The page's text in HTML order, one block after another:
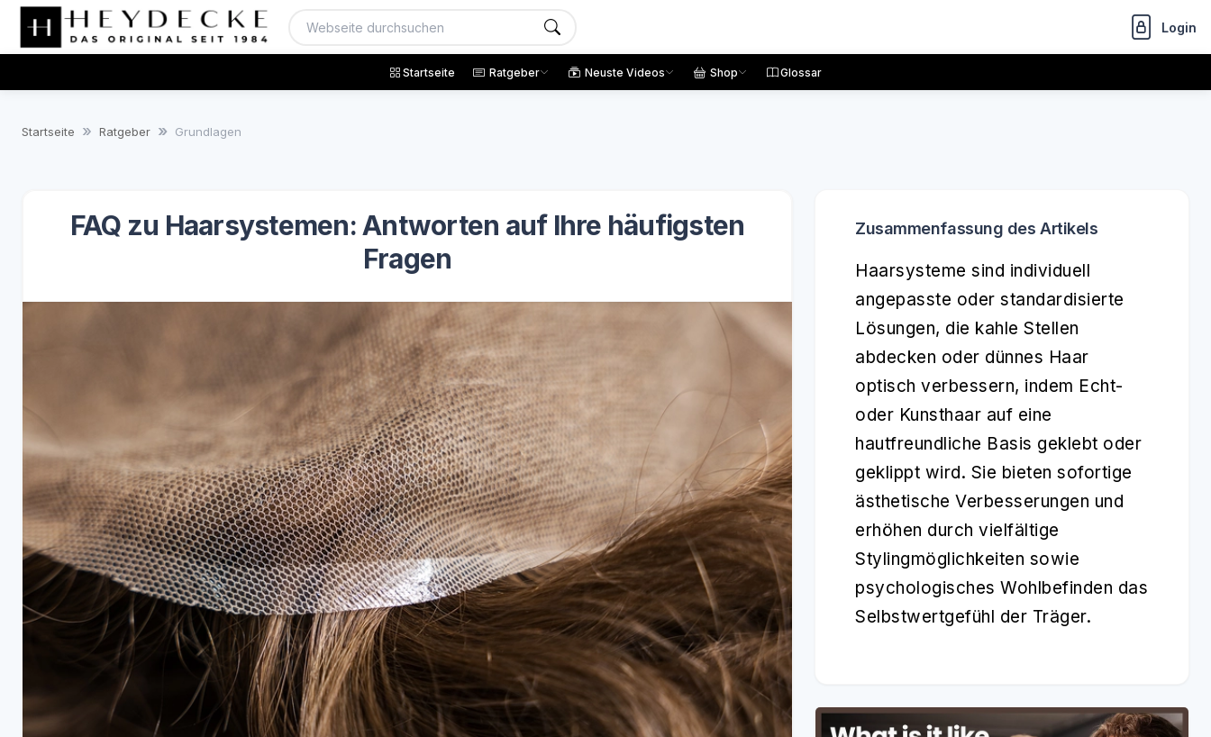
Login
Startseite Ratgeber Neuste Videos Shop Glossar
Startseite Ratgeber Grundlagen
FAQ zu Haarsystemen: Antworten auf Ihre häufigsten
Fragen
Zusammenfassung des Artikels
Haarsysteme sind individuell
angepasste oder standardisierte
Lösungen, die kahle Stellen
abdecken oder dünnes Haar
optisch verbessern, indem Echt-
oder Kunsthaar auf eine
hautfreundliche Basis geklebt oder
geklippt wird. Sie bieten sofortige
ästhetische Verbesserungen und
erhöhen durch vielfältige
Stylingmöglichkeiten sowie
psychologisches Wohlbefinden das
Selbstwertgefühl der Träger.